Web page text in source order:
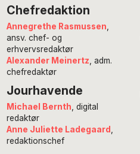
Chefredaktion
Annegrethe Rasmussen,
ansv. chef- og
erhvervsredaktør
Alexander Meinertz, adm.
chefredaktør
Jourhavende
Michael Bernth , digital
redaktør
Anne Juliette Ladegaard
redaktionschef